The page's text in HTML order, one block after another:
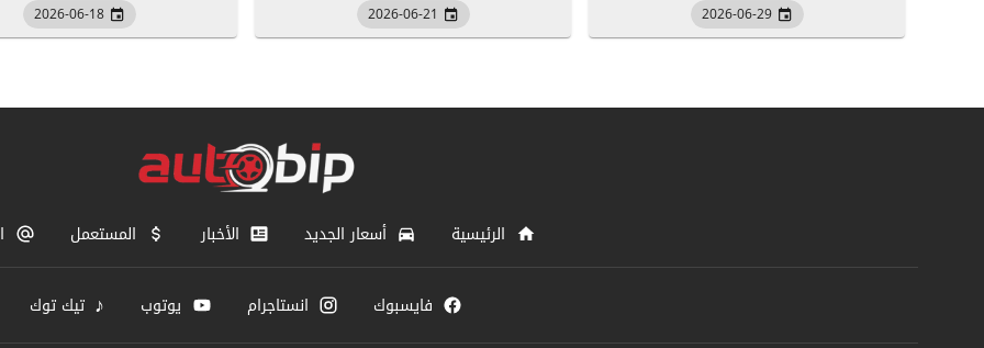
2026-06-29
2026-06-21
2026-06-18
الرئيسية أسعار الجديد الأخبار المستعمل
فايسبوك انستاجرام يوتوب ♪ تيك توك